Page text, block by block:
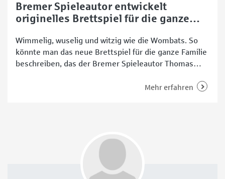
Bremer Spieleautor entwickelt
originelles Brettspiel für die ganze
Wimmelig, wuselig und witzig wie die Wombats. So
könnte man das neue Brettspiel für die ganze Familie
beschreiben, das der Bremer Spieleautor Thomas
und Spieler treten dabei gemeinsam gegen die
Mehr erfahren